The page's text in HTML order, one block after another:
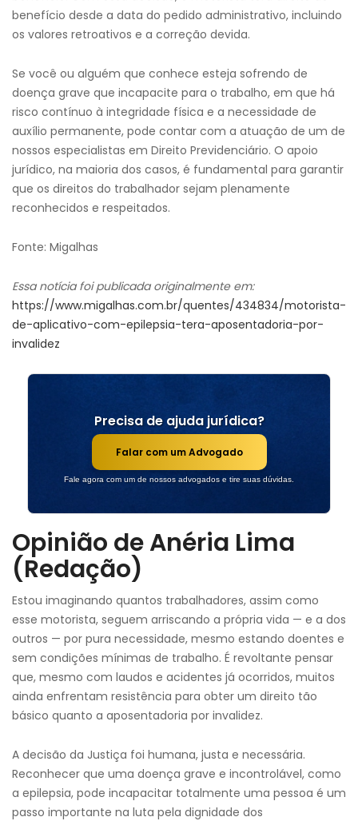
benefício desde a data do pedido administrativo, incluindo
os valores retroativos e a correção devida.
Se você ou alguém que conhece esteja sofrendo de
doença grave que incapacite para o trabalho, em que há
risco contínuo à integridade física e a necessidade de
auxílio permanente, pode contar com a atuação de um de
nossos especialistas em Direito Previdenciário. O apoio
jurídico, na maioria dos casos, é fundamental para garantir
que os direitos do trabalhador sejam plenamente
reconhecidos e respeitados.
Fonte: Migalhas
Essa notícia foi publicada originalmente em:
https://www.migalhas.com.br/quentes/434834/motorista-
de-aplicativo-com-epilepsia-tera-aposentadoria-por-
invalidez
Precisa de ajuda jurídica?
Falar com um Advogado
Fale agora com um de nossos advogados e tire suas dúvidas.
Opinião de Anéria Lima
(Redação)
Estou imaginando quantos trabalhadores, assim como
esse motorista, seguem arriscando a própria vida — e a dos
outros — por pura necessidade, mesmo estando doentes e
sem condições mínimas de trabalho. É revoltante pensar
que, mesmo com laudos e acidentes já ocorridos, muitos
ainda enfrentam resistência para obter um direito tão
básico quanto a aposentadoria por invalidez.
A decisão da Justiça foi humana, justa e necessária.
Reconhecer que uma doença grave e incontrolável, como
a epilepsia, pode incapacitar totalmente uma pessoa é um
passo importante na luta pela dignidade dos